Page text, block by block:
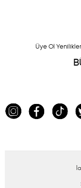
Üye Ol